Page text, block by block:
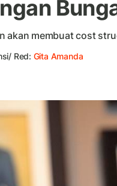
akan membuat cost
Red: Gita Amanda